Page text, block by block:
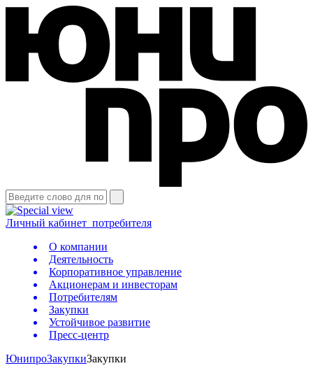
Личный кабинет потребителя
О компании
Деятельность
Корпоративное управление
Акционерам и инвесторам
Потребителям
Закупки
Устойчивое развитие
Пресс-центр
ЮнипроЗакупкиЗакупки